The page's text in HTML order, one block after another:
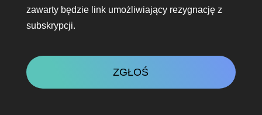
zawarty będzie link umożliwiający rezygnację z
subskrypcji.